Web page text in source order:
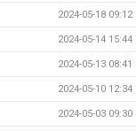
2024-05-18 09:12
2024-05-14 15:44
2024-05-13 08:41
2024-05-10 12:34
2024-05-03 09:30